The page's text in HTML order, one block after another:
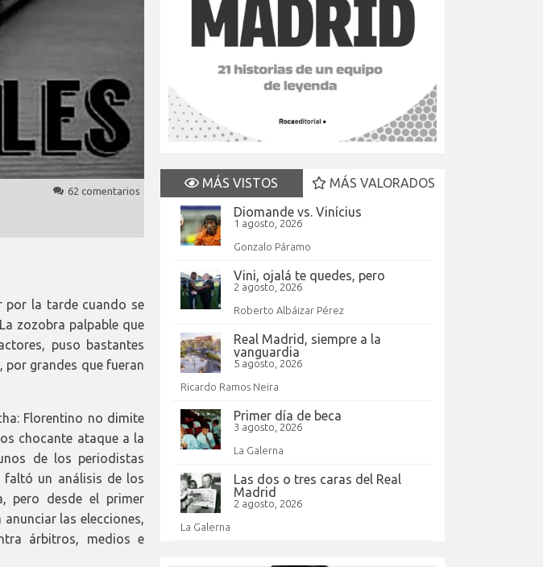
62 comentarios
por la tarde cuando se
zozobra palpable que
puso bastantes
por grandes que fueran
Florentino no dimite
chocante ataque a la
de los periodistas
faltó un análisis de los
pero desde el primer
las elecciones,
árbitros, medios e
MÁS VISTOS
MÁS VALORADOS
Diomande vs. Vinícius
1 agosto, 2026
Gonzalo Páramo
Vini, ojalá te quedes, pero
2 agosto, 2026
Roberto Albáizar Pérez
Real Madrid, siempre a la
vanguardia
5 agosto, 2026
Ricardo Ramos Neira
Primer día de beca
3 agosto, 2026
La Galerna
Las dos o tres caras del Real
Madrid
2 agosto, 2026
La Galerna